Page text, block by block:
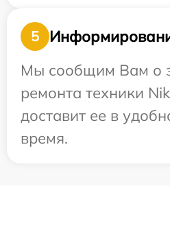
5
Мы сообщим Вам о
ремонта техники
доставит ее в
время.